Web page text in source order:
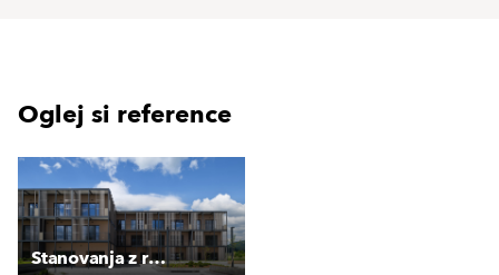
Oglej si reference
Stanovanja z razgledom na gore